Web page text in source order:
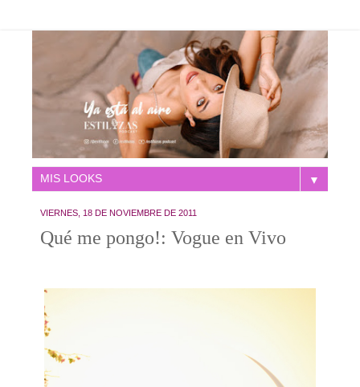
▼
VIERNES, 18 DE NOVIEMBRE DE 2011
Qué me pongo!: Vogue en Vivo